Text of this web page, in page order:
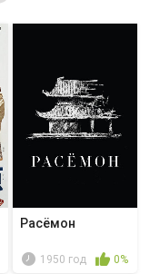
Расёмон
1950 год 0%